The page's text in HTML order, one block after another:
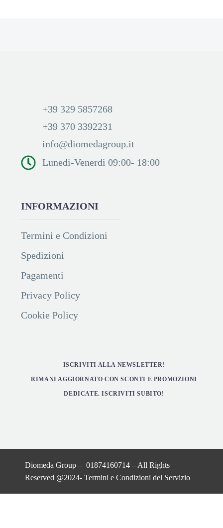
+39 329 5857268
+39 370 3392231
info@diomedagroup.it
Lunedì-Venerdì 09:00- 18:00
INFORMAZIONI
Termini e Condizioni
Spedizioni
Pagamenti
Privacy Policy
Cookie Policy
ISCRIVITI ALLA NEWSLETTER!
RIMANI AGGIORNATO CON SCONTI E PROMOZIONI
DEDICATE. ISCRIVITI SUBITO!
Diomeda Group – 01874160714 – All Rights
Reserved @2024- Termini e Condizioni del Servizio